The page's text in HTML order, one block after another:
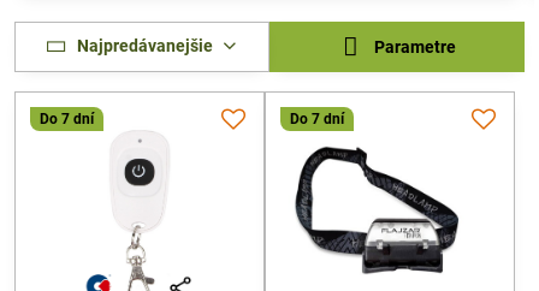
Najpredávanejšie Parametre
Do 7 dní Do 7 dní